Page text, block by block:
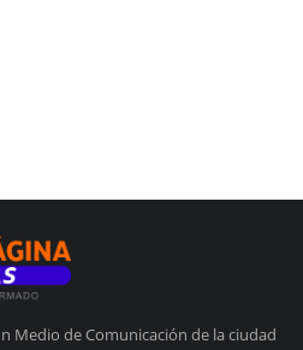
Medio de Comunicación de la ciudad